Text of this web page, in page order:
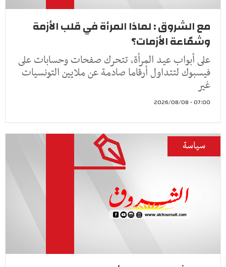
مع الشروق : لماذا المرأة في قلب الأزمة
وشمّاعة الأزمات؟
على أبواب عيد المرأة، تتحرك صفحات وحسابات على
فيسبوك لتتداول أرقاما صادمة عن ملايين التونسيات
غير
07:00 - 2026/08/08
سياسة